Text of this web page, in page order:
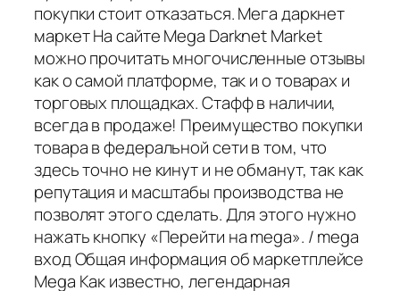
покупки стоит отказаться. Мега даркнет
маркет На сайте Mega Darknet Market
можно прочитать многочисленные отзывы
как о самой платформе, так и о товарах и
торговых площадках. Стафф в наличии,
всегда в продаже! Преимущество покупки
товара в федеральной сети в том, что
здесь точно не кинут и не обманут, так как
репутация и масштабы производства не
позволят этого сделать. Для этого нужно
нажать кнопку «Перейти на mega». / mega
вход Общая информация об маркетплейсе
Mega Как известно, легендарная